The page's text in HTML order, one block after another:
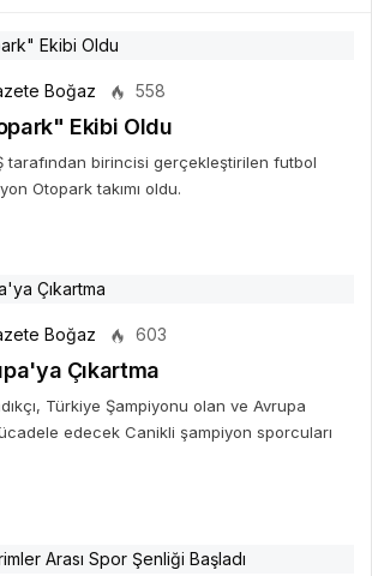
Boğaz 558
Ekibi Oldu
tarafından birincisi gerçekleştirilen futbol
Otopark takımı oldu.
Boğaz 603
Çıkartma
Türkiye Şampiyonu olan ve Avrupa
edecek Canikli şampiyon sporcuları